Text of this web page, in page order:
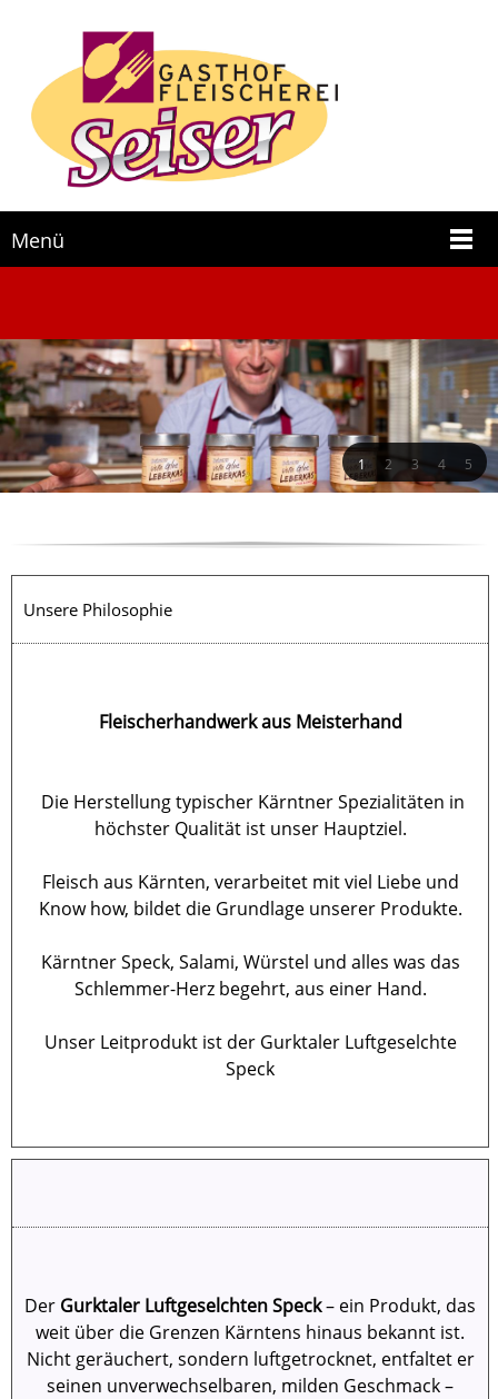
Menü
1 2 3 4 5
Unsere Philosophie
Fleischerhandwerk aus Meisterhand
Die Herstellung typischer Kärntner Spezialitäten in
höchster Qualität ist unser Hauptziel.
Fleisch aus Kärnten, verarbeitet mit viel Liebe und
Know how, bildet die Grundlage unserer Produkte.
Kärntner Speck, Salami, Würstel und alles was das
Schlemmer-Herz begehrt, aus einer Hand.
Unser Leitprodukt ist der Gurktaler Luftgeselchte
Speck
Der Gurktaler Luftgeselchten Speck– ein Produkt, das
weit über die Grenzen Kärntens hinaus bekannt ist.
Nicht geräuchert, sondern luftgetrocknet, entfaltet er
seinen unverwechselbaren, milden Geschmack –